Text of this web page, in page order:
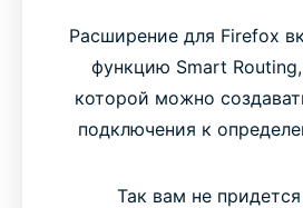
Расширение для Firefox
функцию Smart
которой можно
подключения к
Так вам не